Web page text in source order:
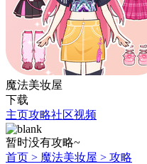
魔法美妆屋
下载
主页攻略社区视频
暂时没有攻略~
首页 > 魔法美妆屋 > 攻略